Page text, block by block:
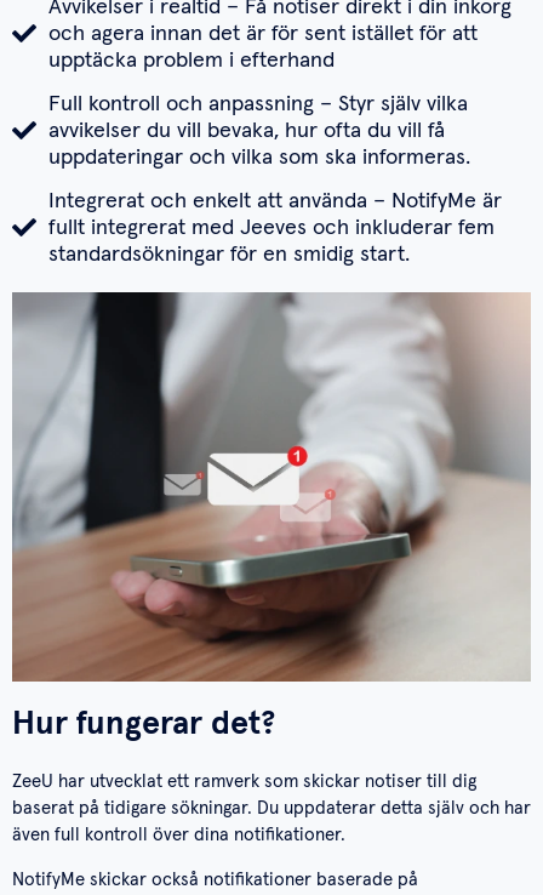
Avvikelser i realtid – Få notiser direkt i din inkorg
och agera innan det är för sent istället för att
upptäcka problem i efterhand
Full kontroll och anpassning – Styr själv vilka
avvikelser du vill bevaka, hur ofta du vill få
uppdateringar och vilka som ska informeras.
Integrerat och enkelt att använda – NotifyMe är
fullt integrerat med Jeeves och inkluderar fem
standardsökningar för en smidig start.
Hur fungerar det?
ZeeU har utvecklat ett ramverk som skickar notiser till dig
baserat på tidigare sökningar. Du uppdaterar detta själv och har
även full kontroll över dina notifikationer.
NotifyMe skickar också notifikationer baserade på